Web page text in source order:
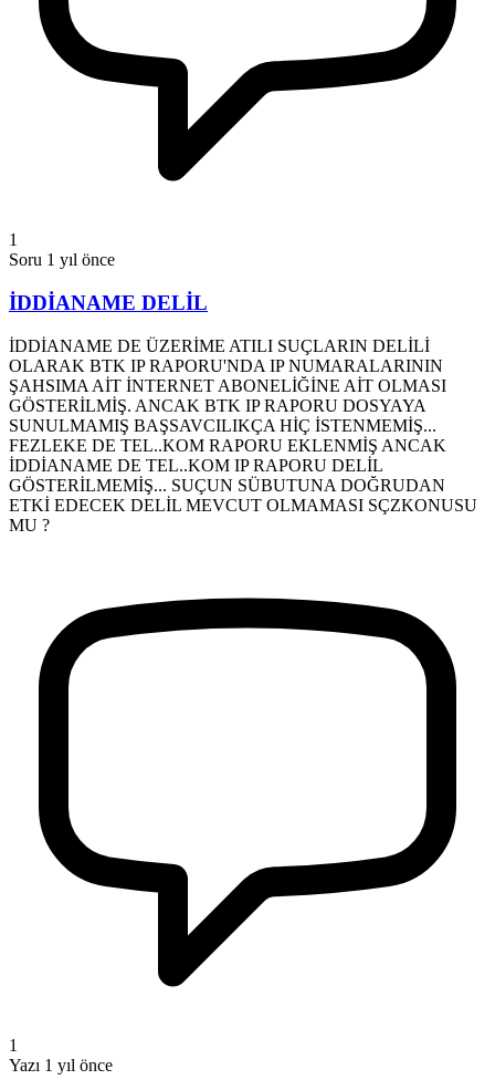
1
Soru 1 yıl önce
İDDİANAME DELİL
İDDİANAME DE ÜZERİME ATILI SUÇLARIN DELİLİ
OLARAK BTK IP RAPORU'NDA IP NUMARALARININ
ŞAHSIMA AİT İNTERNET ABONELİĞİNE AİT OLMASI
GÖSTERİLMİŞ. ANCAK BTK IP RAPORU DOSYAYA
SUNULMAMIŞ BAŞSAVCILIKÇA HİÇ İSTENMEMİŞ...
FEZLEKE DE TEL..KOM RAPORU EKLENMİŞ ANCAK
İDDİANAME DE TEL..KOM IP RAPORU DELİL
GÖSTERİLMEMİŞ... SUÇUN SÜBUTUNA DOĞRUDAN
ETKİ EDECEK DELİL MEVCUT OLMAMASI SÇZKONUSU
MU ?
1
Yazı 1 yıl önce